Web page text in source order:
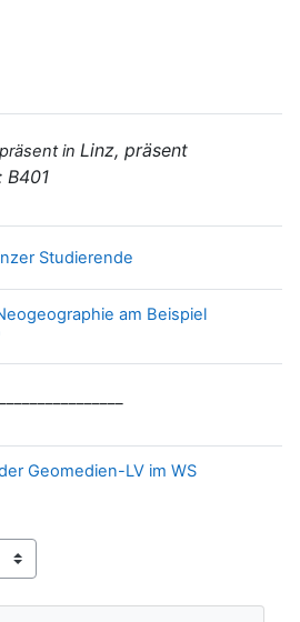
in Linz, präsent
Studierende
am Beispiel
Geomedien-LV im WS